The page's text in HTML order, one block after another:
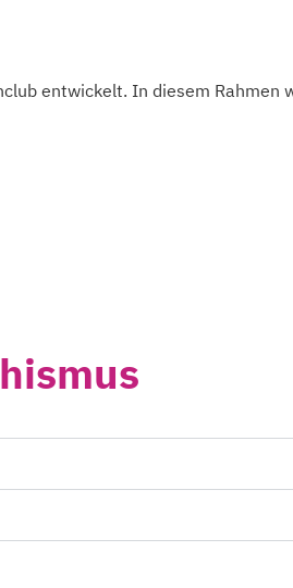
entwickelt. In diesem Rahmen